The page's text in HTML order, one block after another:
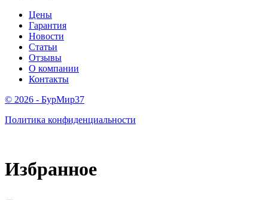
Цены
Гарантия
Новости
Статьи
Отзывы
О компании
Контакты
© 2026 - БурМир37
Политика конфиденциальности
Избранное